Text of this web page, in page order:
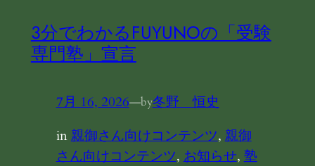
3分でわかるFUYUNOの「受験
専門塾」宣言
7月 16, 2026—by冬野 恒史
in親御さん向けコンテンツ, 親御
さん向けコンテンツ, お知らせ, 塾